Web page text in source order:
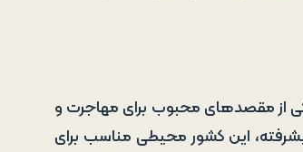
از مقصدهای محبوب برای مهاجرت و
این کشور محیطی مناسب برای